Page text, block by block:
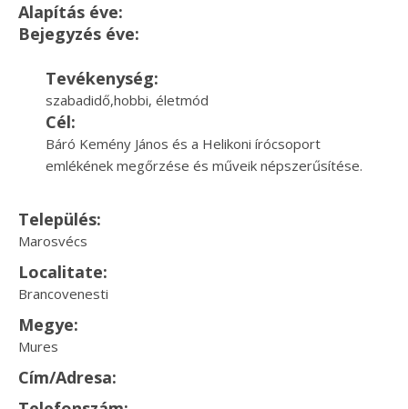
Alapítás éve:
Bejegyzés éve:
Tevékenység:
szabadidő,hobbi, életmód
Cél:
Báró Kemény János és a Helikoni írócsoport
emlékének megőrzése és műveik népszerűsítése.
Település:
Marosvécs
Localitate:
Brancovenesti
Megye:
Mures
Cím/Adresa: